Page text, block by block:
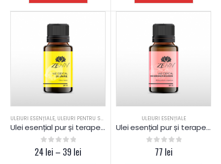
ULEIURI ESENȚIALE, ULEIURI PENTRU SAUNA
Ulei esențial pur și terapeutic de Lămâie
0 out of 5
24lei – 39 lei
ULEIURI ESENȚIALE
Ulei esențial pur și terapeutic de Geranium Bourbon
out of 5
77 lei